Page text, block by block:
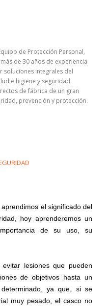
de Protección Personal,
de 30 años de experiencia
soluciones integrales del
e higiene y seguridad
de fábrica de un gran
prevención y protección.
el significado del
hoy aprenderemos un
de su uso, su
lesiones que pueden
de objetivos hasta un
ya que, si se
muy pesado, el casco no